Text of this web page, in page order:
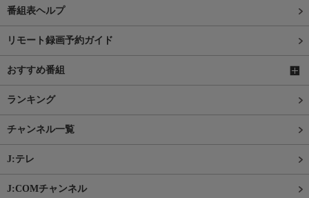
番組表ヘルプ
リモート録画予約ガイド
おすすめ番組
ランキング
チャンネル一覧
J:テレ
J:COMチャンネル